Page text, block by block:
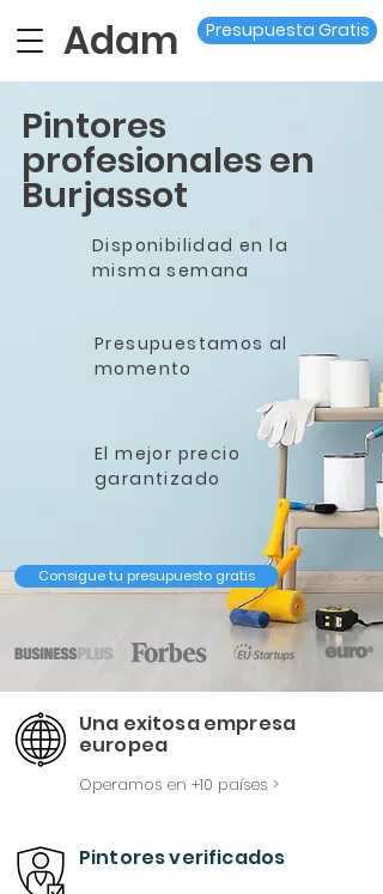
Adam Presupuesta Gratis
Pintores
profesionales en
Burjassot
Disponibilidad en la
misma semana
Presupuestamos al
momento
El mejor precio
garantizado
Consigue tu presupuesto gratis
Una exitosa empresa
europea
Operamos en +10 países >
Pintores verificados